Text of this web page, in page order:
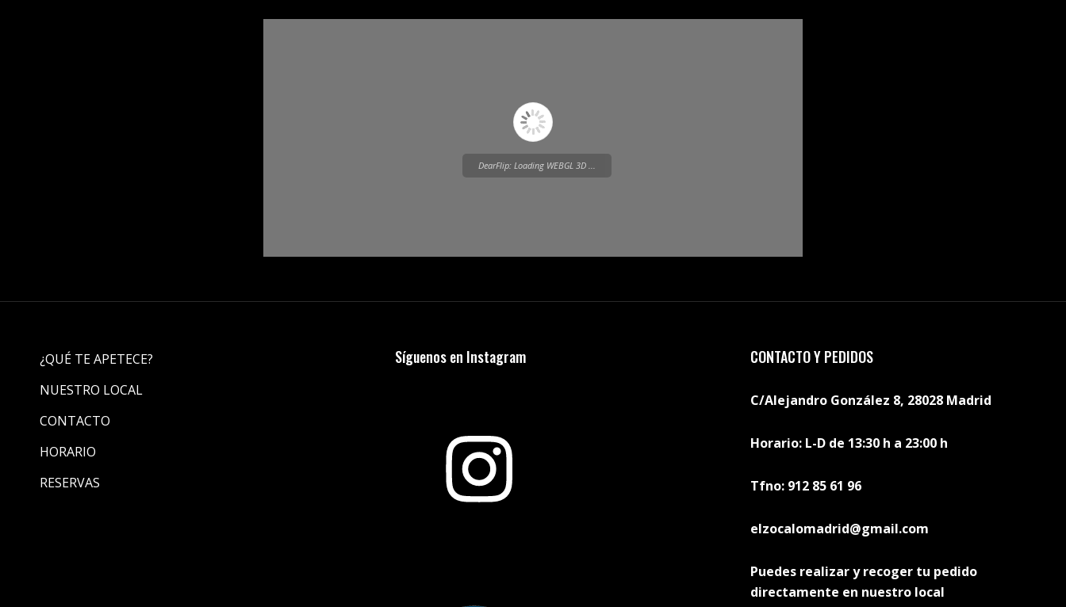
DearFlip: Loading WEBGL 3D ...
¿QUÉ TE APETECE?
NUESTRO LOCAL
CONTACTO
HORARIO
RESERVAS
Síguenos en Instagram CONTACTO Y PEDIDOS
C/Alejandro González 8, 28028 Madrid
Horario: L-D de 13:30 h a 23:00 h
Tfno: 912 85 61 96
elzocalomadrid@gmail.com
Puedes realizar y recoger tu pedido
directamente en nuestro local